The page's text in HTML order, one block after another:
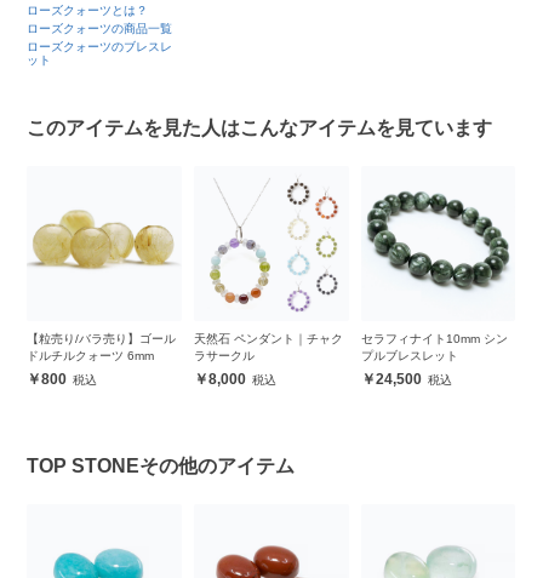
ローズクォーツとは？
ローズクォーツの商品一覧
ローズクォーツのブレスレ
ット
このアイテムを見た人はこんなアイテムを見ています
【粒売り/バラ売り】ゴール
ドルチルクォーツ 6mm
800
天然石 ペンダント｜チャク
ラサークル
8,000
セラフィナイト10mm シン
プルブレスレット
24,500
TOP STONEその他のアイテム